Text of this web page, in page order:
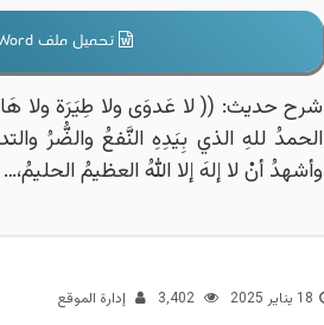
تحميل ملف Word
شرح حديث: (( لا عَدوَى ولا طِيَرَة ولا هَامَة
الحمدُ للهِ الذي بِيَدِهِ النَّفعُ والضُّرُ
وأشهدُ أنْ لا إلهَ إلا اللهُ العظيمُ الحليمُ،…
18 يناير 2025 إدارة الموقع